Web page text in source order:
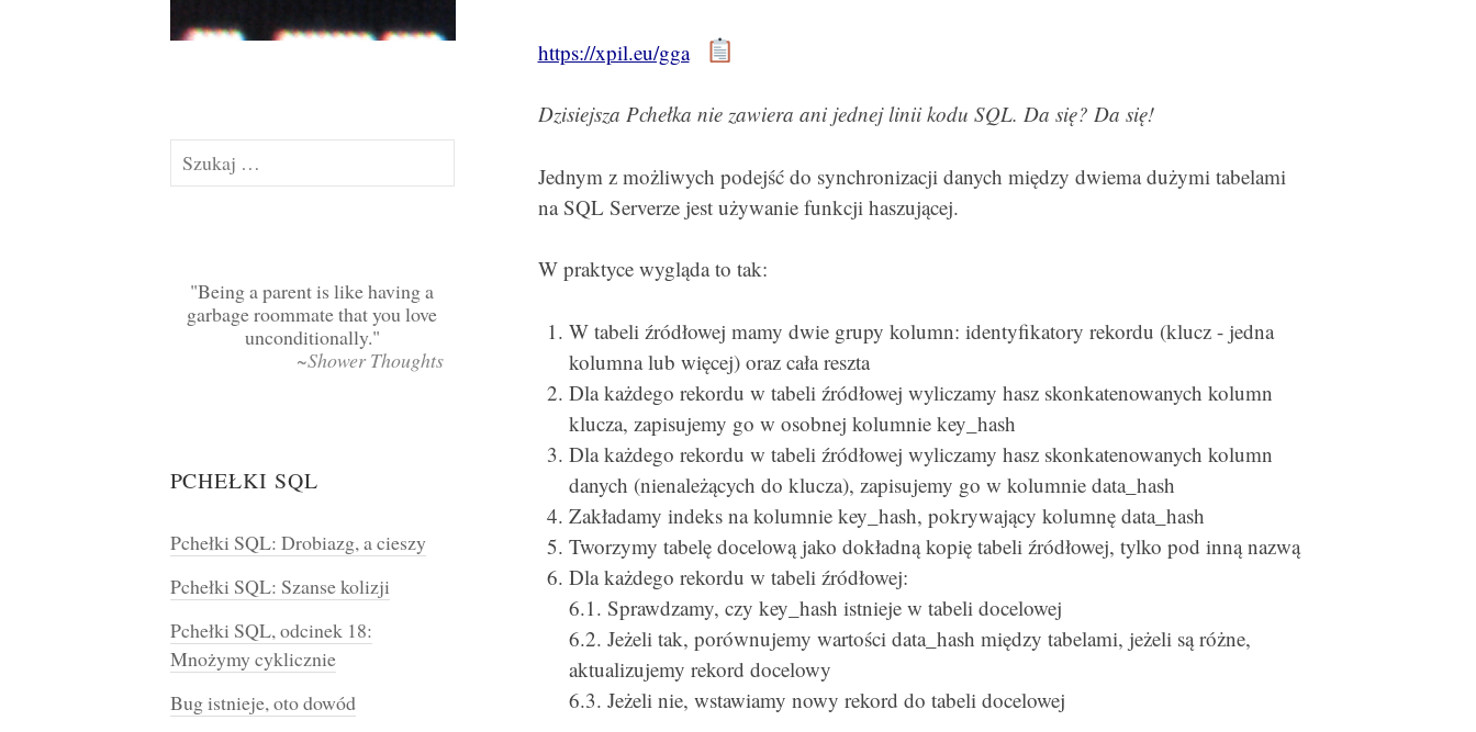
https://xpil.eu/gga
Dzisiejsza Pchełka nie zawiera ani jednej linii kodu SQL. Da się? Da się!
Jednym z możliwych podejść do synchronizacji danych między dwiema dużymi tabelami
na SQL Serverze jest używanie funkcji haszującej.
W praktyce wygląda to tak:
W tabeli źródłowej mamy dwie grupy kolumn: identyfikatory rekordu (klucz - jedna
kolumna lub więcej) oraz cała reszta
Dla każdego rekordu w tabeli źródłowej wyliczamy hasz skonkatenowanych kolumn
klucza, zapisujemy go w osobnej kolumnie key_hash
Dla każdego rekordu w tabeli źródłowej wyliczamy hasz skonkatenowanych kolumn
danych (nienależących do klucza), zapisujemy go w kolumnie data_hash
Zakładamy indeks na kolumnie key_hash, pokrywający kolumnę data_hash
Tworzymy tabelę docelową jako dokładną kopię tabeli źródłowej, tylko pod inną nazwą
Dla każdego rekordu w tabeli źródłowej:
6.1. Sprawdzamy, czy key_hash istnieje w tabeli docelowej
6.2. Jeżeli tak, porównujemy wartości data_hash między tabelami, jeżeli są różne,
aktualizujemy rekord docelowy
6.3. Jeżeli nie, wstawiamy nowy rekord do tabeli docelowej
Szukaj:
Being a parent is like having a
garbage roommate that you love
unconditionally.
~Shower Thoughts
PCHEŁKI SQL
Pchełki SQL: Drobiazg, a cieszy
Pchełki SQL: Szanse kolizji
Pchełki SQL, odcinek 18:
Mnożymy cyklicznie
Bug istnieje, oto dowód